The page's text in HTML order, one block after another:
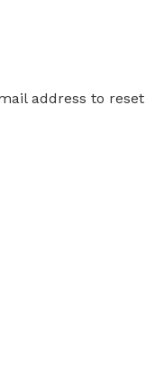
address to reset